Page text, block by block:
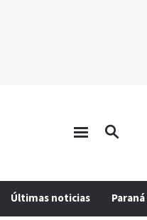
Últimas noticias Paraná